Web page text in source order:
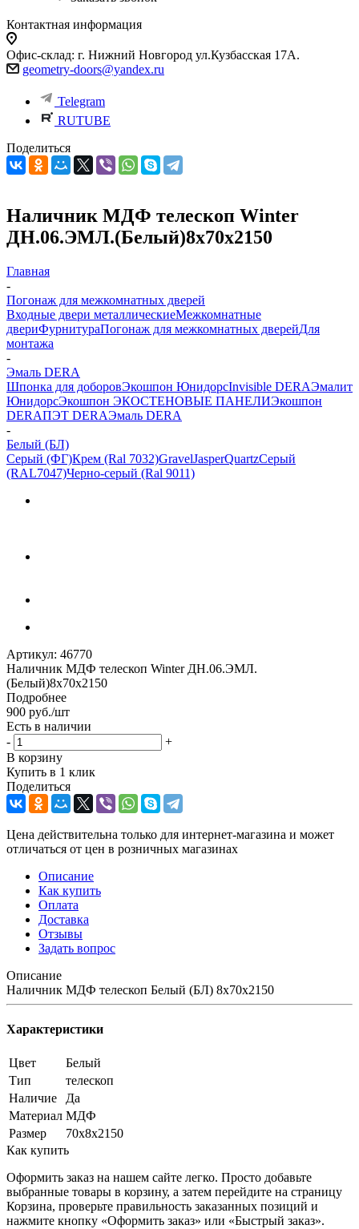
Контактная информация
Офис-склад: г. Нижний Новгород ул.Кузбасская 17А.
geometry-doors@yandex.ru
Telegram
RUTUBE
Поделиться
Наличник МДФ телескоп Winter
ДН.06.ЭМЛ.(Белый)8х70х2150
Главная
-
Погонаж для межкомнатных дверей
Входные двери металлическиеМежкомнатные
двериФурнитураПогонаж для межкомнатных дверейДля
монтажа
-
Эмаль DERA
Шпонка для доборовЭкошпон ЮнидорсInvisible DERAЭмалит
ЮнидорсЭкошпон ЭКОСТЕНОВЫЕ ПАНЕЛИЭкошпон
DERAПЭТ DERAЭмаль DERA
-
Белый (БЛ)
Серый (ФГ)Крем (Ral 7032)GravelJasperQuartzСерый
(RAL7047)Черно-серый (Ral 9011)
Артикул: 46770
Наличник МДФ телескоп Winter ДН.06.ЭМЛ.
(Белый)8х70х2150
Подробнее
900 руб./шт
Есть в наличии
-
+
В корзину
Купить в 1 клик
Поделиться
Цена действительна только для интернет-магазина и может
отличаться от цен в розничных магазинах
Описание
Как купить
Оплата
Доставка
Отзывы
Задать вопрос
Описание
Наличник МДФ телескоп Белый (БЛ) 8х70х2150
Характеристики
Цвет
Белый
Тип
телескоп
Наличие
Да
Материал МДФ
Размер
70х8х2150
Как купить
Оформить заказ на нашем сайте легко. Просто добавьте
выбранные товары в корзину, а затем перейдите на страницу
Корзина, проверьте правильность заказанных позиций и
нажмите кнопку «Оформить заказ» или «Быстрый заказ».